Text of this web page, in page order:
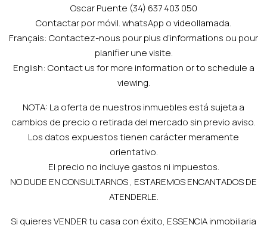
Oscar Puente (34) 637 403 050
Contactar por móvil. whatsApp o videollamada.
Français: Contactez-nous pour plus d’informations ou pour
planifier une visite.
English: Contact us for more information or to schedule a
viewing.
NOTA: La oferta de nuestros inmuebles está sujeta a
cambios de precio o retirada del mercado sin previo aviso.
Los datos expuestos tienen carácter meramente
orientativo.
El precio no incluye gastos ni impuestos.
NO DUDE EN CONSULTARNOS , ESTAREMOS ENCANTADOS DE
ATENDERLE.
Si quieres VENDER tu casa con éxito, ESSENCIA inmobiliaria